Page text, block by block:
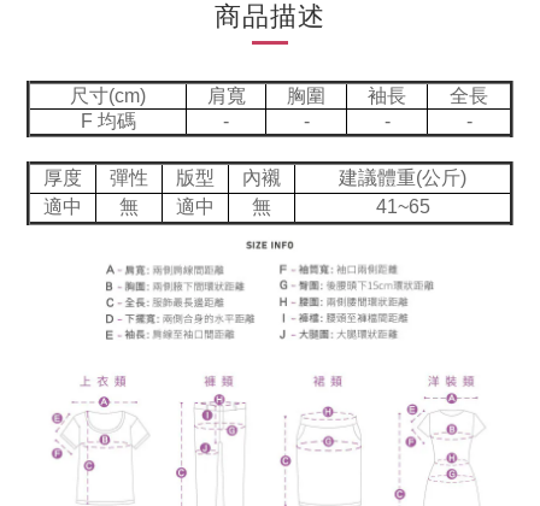
商品描述
尺寸(cm) 肩寬 胸圍 袖長
全長
F 均碼
- - - -
厚度 彈性 版型 內襯
建議體重(公斤)
適中
無 適中 無 41~65